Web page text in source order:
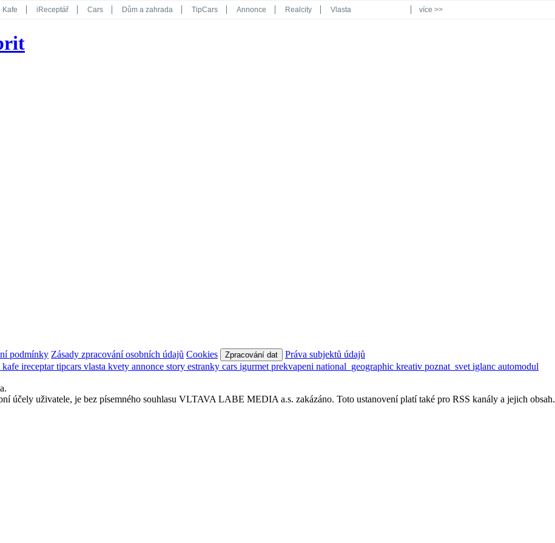
Kafe iReceptář Cars Dům a zahrada TipCars Annonce Realcity Vlasta více >>
podmínky Zásady zpracování osobních údajů Cookies Zpracování dat
Práva subjektů údajů
kafe ireceptartipcars vlasta kvety annonce story estranky cars igurmet prekvapeni national_geographic kreativ poznat_svet iglanc automodul
účely uživatele, je bez písemného souhlasu VLTAVA LABE MEDIA a.s. zakázáno. Toto ustanovení platí také pro RSS kanály a jejich obsah.